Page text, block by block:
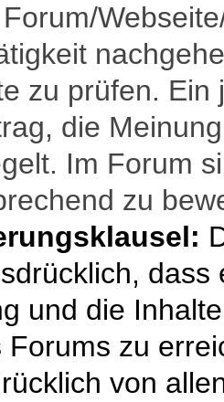
zu prüfen.
die
Im Forum
zu
und die
Forums zu
von